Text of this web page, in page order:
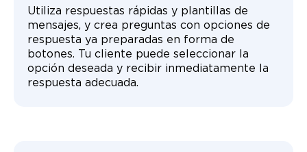
Utiliza respuestas rápidas y plantillas de
mensajes, y crea preguntas con opciones de
respuesta ya preparadas en forma de
botones. Tu cliente puede seleccionar la
opción deseada y recibir inmediatamente la
respuesta adecuada.